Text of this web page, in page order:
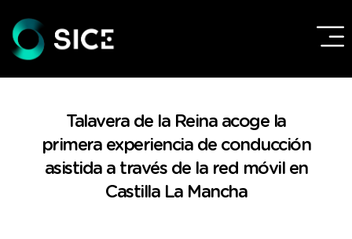
Talavera de la Reina acoge la
primera experiencia de conducción
asistida a través de la red móvil en
Castilla La Mancha